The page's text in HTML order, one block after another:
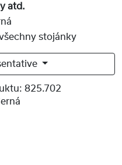
atd.
stojánky
825.702